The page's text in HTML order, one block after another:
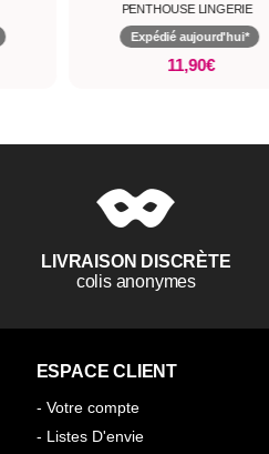
PENTHOUSE LINGERIE
Expédié aujourd'hui*
11,90€
LIVRAISON DISCRÈTE
colis anonymes
ESPACE CLIENT
- Votre compte
- Listes D'envie